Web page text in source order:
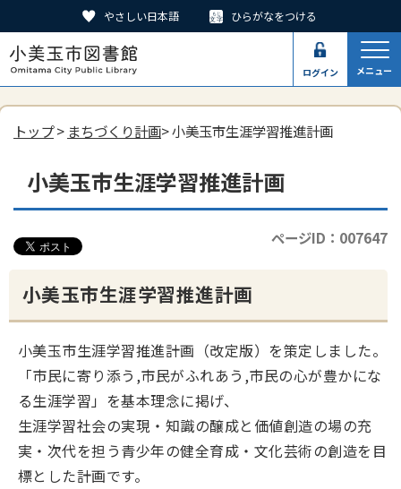
やさしい日本語 ひらがなをつける
ログイン メニュー
トップ> まちづくり計画> 小美玉市生涯学習推進計画
小美玉市生涯学習推進計画
ページID：007647
小美玉市生涯学習推進計画
小美玉市生涯学習推進計画（改定版）を策定しました。
「市民に寄り添う,市民がふれあう,市民の心が豊かにな
る生涯学習」を基本理念に掲げ、
生涯学習社会の実現・知識の醸成と価値創造の場の充
実・次代を担う青少年の健全育成・文化芸術の創造を目
標とした計画です。